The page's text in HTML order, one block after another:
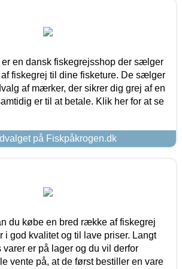
er en dansk fiskegrejsshop der sælger
fiskegrej til dine fisketure. De sælger
af mærker, der sikrer dig grej af en
er til at betale. Klik her for at se
på Fiskpåkrogen.dk
du købe en bred række af fiskegrej
i god kvalitet og til lave priser. Langt
varer er på lager og du vil derfor
vente på, at de først bestiller en vare